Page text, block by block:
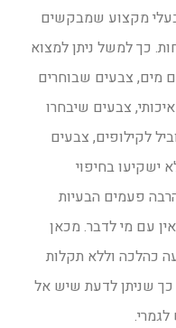
מקצוע שמבקשים
כך למשל ניתן למצוא
מים, צבעים שבוחרים
איכותי, צבעים שיבחרו
לקילופים, צבעים
ישקיעו בחיפוי
פעמים הבעיות
עם מי לדבר. מכאן
כהלכה וללא תקלות
כך שניתן לדעת שיש אל